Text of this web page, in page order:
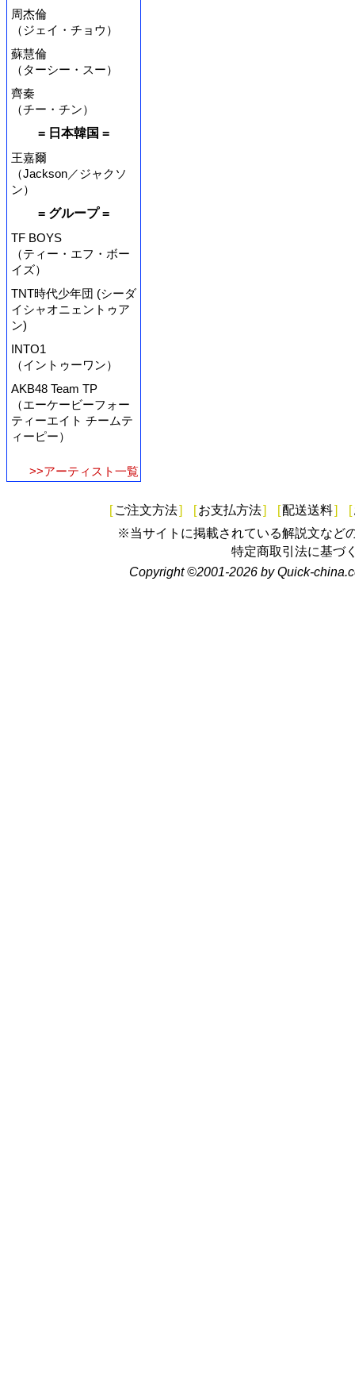
周杰倫
（ジェイ・チョウ）
蘇慧倫
（ターシー・スー）
齊秦
（チー・チン）
= 日本韓国 =
王嘉爾
（Jackson／ジャクソ
ン）
= グループ =
TF BOYS
（ティー・エフ・ボー
イズ）
TNT時代少年団 (シーダ
イシャオニェントゥア
ン)
INTO1
（イントゥーワン）
AKB48 Team TP
（エーケービーフォー
ティーエイト チームテ
ィーピー）
>>アーティスト一覧
[ ご注文方法] [お支払方法] [配送送料] [
※当サイトに掲載されている解説文など
特定商取引法に基づ
Copyright ©2001-2026 by Quick-